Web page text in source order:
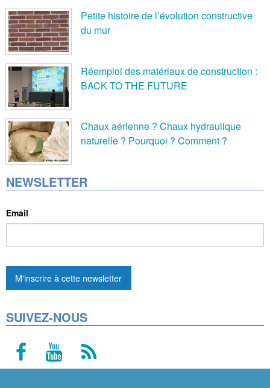
Petite histoire de l’évolution constructive
du mur
Réemploi des matériaux de construction :
BACK TO THE FUTURE
Chaux aérienne ? Chaux hydraulique
naturelle ? Pourquoi ? Comment ?
NEWSLETTER
Email
SUIVEZ-NOUS